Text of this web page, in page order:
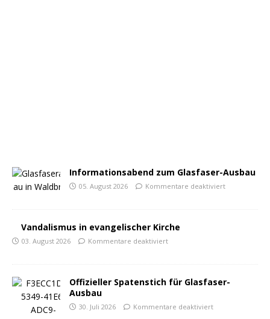
Informationsabend zum Glasfaser-Ausbau
05. August 2026 Kommentare deaktiviert
Vandalismus in evangelischer Kirche
03. August 2026 Kommentare deaktiviert
Offizieller Spatenstich für Glasfaser-
Ausbau
30. Juli 2026 Kommentare deaktiviert